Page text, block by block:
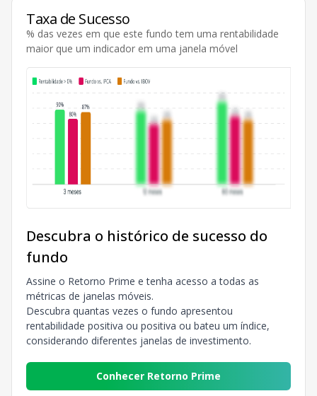
Taxa de Sucesso
% das vezes em que este fundo tem uma rentabilidade
maior que um indicador em uma janela móvel
Descubra o histórico de sucesso do
fundo
Assine o Retorno Prime e tenha acesso a todas as
métricas de janelas móveis.
Descubra quantas vezes o fundo apresentou
rentabilidade positiva ou positiva ou bateu um índice,
considerando diferentes janelas de investimento.
Conhecer Retorno Prime